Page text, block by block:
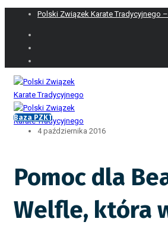
Polski Związek Karate Tradycyjnego –
Baza PZKT
4 października 2016
Pomoc dla
Welfle, która